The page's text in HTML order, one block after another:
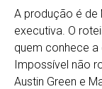
A produção é de
executiva. O
quem conhece a
Impossível não
Austin Green e